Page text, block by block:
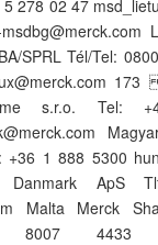
278 02 47
SPRL Tél/Tel:
s.r.o. Tel:
+36 1 888 5300
Danmark ApS
Malta Merck
8007 4433